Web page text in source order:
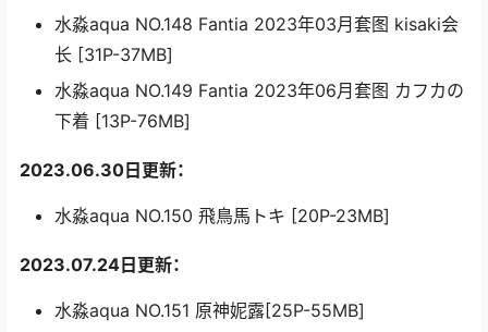
水淼aqua NO.148 Fantia 2023年03月套图 kisaki会
长 [31P-37MB]
水淼aqua NO.149 Fantia 2023年06月套图 カフカの
下着 [13P-76MB]
2023.06.30日更新：
水淼aqua NO.150 飛鳥馬トキ [20P-23MB]
2023.07.24日更新：
水淼aqua NO.151 原神妮露[25P-55MB]